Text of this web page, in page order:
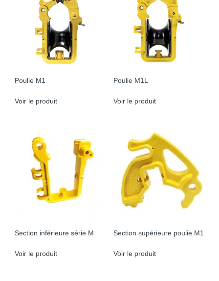
Poulie M1
Voir le produit
Poulie M1L
Voir le produit
Section inférieure série M
Voir le produit
Section supérieure poulie M1
Voir le produit